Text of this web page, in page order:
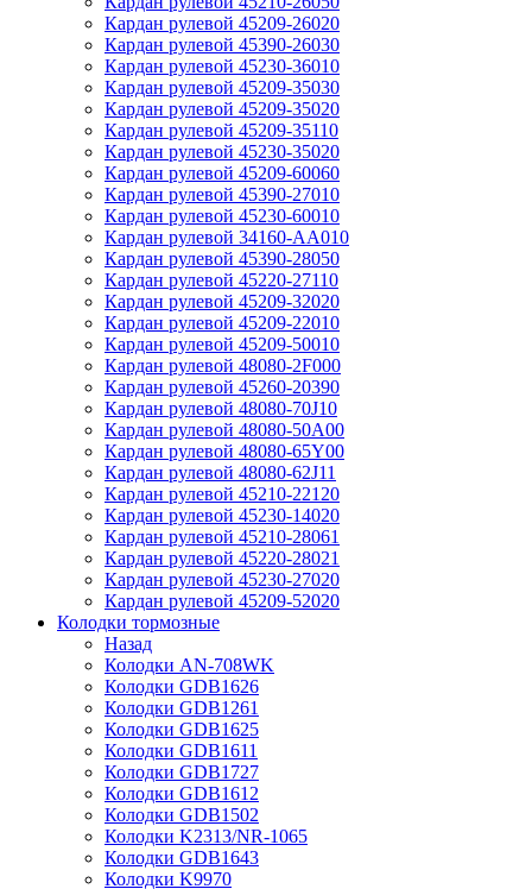
Кардан рулевой 45209-26020
Кардан рулевой 45390-26030
Кардан рулевой 45230-36010
Кардан рулевой 45209-35030
Кардан рулевой 45209-35020
Кардан рулевой 45209-35110
Кардан рулевой 45230-35020
Кардан рулевой 45209-60060
Кардан рулевой 45390-27010
Кардан рулевой 45230-60010
Кардан рулевой 34160-AA010
Кардан рулевой 45390-28050
Кардан рулевой 45220-27110
Кардан рулевой 45209-32020
Кардан рулевой 45209-22010
Кардан рулевой 45209-50010
Кардан рулевой 48080-2F000
Кардан рулевой 45260-20390
Кардан рулевой 48080-70J10
Кардан рулевой 48080-50A00
Кардан рулевой 48080-65Y00
Кардан рулевой 48080-62J11
Кардан рулевой 45210-22120
Кардан рулевой 45230-14020
Кардан рулевой 45210-28061
Кардан рулевой 45220-28021
Кардан рулевой 45230-27020
Кардан рулевой 45209-52020
Колодки тормозные
Назад
Колодки AN-708WK
Колодки GDB1626
Колодки GDB1261
Колодки GDB1625
Колодки GDB1611
Колодки GDB1727
Колодки GDB1612
Колодки GDB1502
Колодки K2313/NR-1065
Колодки GDB1643
Колодки K9970